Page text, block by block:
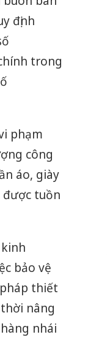
định
trong
phạm
công
áo, giày
được tuồn
bảo vệ
thiết
nâng
nhái